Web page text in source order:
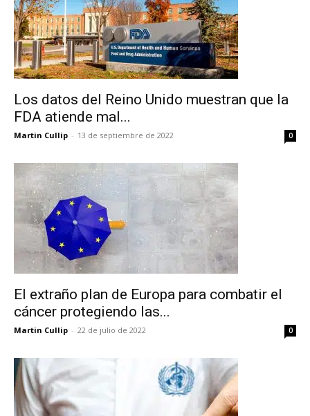
Los datos del Reino Unido muestran que la
FDA atiende mal...
Martin Cullip - 13 de septiembre de 2022 0
El extraño plan de Europa para combatir el
cáncer protegiendo las...
Martin Cullip - 22 de julio de 2022 0